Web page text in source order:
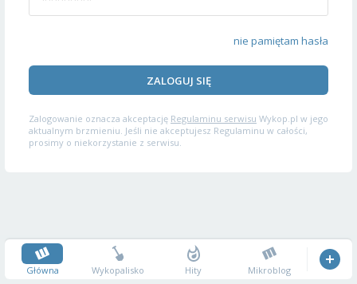
nie pamiętam hasła
ZALOGUJ SIĘ
Zalogowanie oznacza akceptację Regulaminu serwisu Wykop.pl w jego
aktualnym brzmieniu. Jeśli nie akceptujesz Regulaminu w całości,
prosimy o niekorzystanie z serwisu.
Główna Wykopalisko Hity Mikroblog